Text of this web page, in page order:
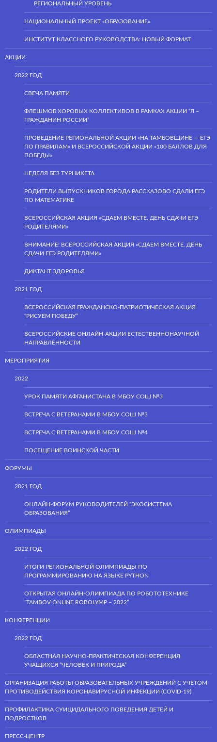
РЕГИОНАЛЬНЫЙ УРОВЕНЬ
НАЦИОНАЛЬНЫЙ ПРОЕКТ «ОБРАЗОВАНИЕ»
ИНСТИТУТ КЛАССНОГО РУКОВОДСТВА: НОВЫЙ ФОРМАТ
АКЦИИ
2022 ГОД
СВЕЧА ПАМЯТИ
ФЛЕШМОБ ХОРОВЫХ КОЛЛЕКТИВОВ В РАМКАХ АКЦИИ “Я –
ГРАЖДАНИН РОССИИ”
ПРОВЕДЕНИЕ РЕГИОНАЛЬНОЙ АКЦИИ «НА ТАМБОВЩИНЕ — ЕГЭ
ПО ПРАВИЛАМ» И ВСЕРОССИЙСКОЙ АКЦИИ «100 БАЛЛОВ ДЛЯ
ПОБЕДЫ»
НЕДЕЛЯ БЕЗ ТУРНИКЕТА
РОДИТЕЛИ ВЫПУСКНИКОВ ГОРОДА РАССКАЗОВО СДАЛИ ЕГЭ
ПО МАТЕМАТИКЕ
ВСЕРОССИЙСКАЯ АКЦИЯ «СДАЕМ ВМЕСТЕ. ДЕНЬ СДАЧИ ЕГЭ
РОДИТЕЛЯМИ»
ВНИМАНИЕ! ВСЕРОССИЙСКАЯ АКЦИЯ «СДАЕМ ВМЕСТЕ. ДЕНЬ
СДАЧИ ЕГЭ РОДИТЕЛЯМИ»
ДИКТАНТ ЗДОРОВЬЯ
2021 ГОД
ВСЕРОССИЙСКАЯ ГРАЖДАНСКО-ПАТРИОТИЧЕСКАЯ АКЦИЯ
“РИСУЕМ ПОБЕДУ”
ВСЕРОССИЙСКИЕ ОНЛАЙН-АКЦИИ ЕСТЕСТВЕННОНАУЧНОЙ
НАПРАВЛЕННОСТИ
МЕРОПРИЯТИЯ
2022
УРОК ПАМЯТИ АФГАНИСТАНА В МБОУ СОШ №3
ВСТРЕЧА С ВЕТЕРАНАМИ В МБОУ СОШ №3
ВСТРЕЧА С ВЕТЕРАНАМИ В МБОУ СОШ №4
ПОСЕЩЕНИЕ ВОИНСКОЙ ЧАСТИ
ФОРУМЫ
2021 ГОД
ОНЛАЙН-ФОРУМ РУКОВОДИТЕЛЕЙ “ЭКОСИСТЕМА
ОБРАЗОВАНИЯ”
ОЛИМПИАДЫ
2022 ГОД
ИТОГИ РЕГИОНАЛЬНОЙ ОЛИМПИАДЫ ПО
ПРОГРАММИРОВАНИЮ НА ЯЗЫКЕ PYTHON
ОТКРЫТАЯ ОНЛАЙН-ОЛИМПИАДА ПО РОБОТОТЕХНИКЕ
“TAMBOV ONLINE ROBOLYMP – 2022”
КОНФЕРЕНЦИИ
2022 ГОД
ОБЛАСТНАЯ НАУЧНО-ПРАКТИЧЕСКАЯ КОНФЕРЕНЦИЯ
УЧАЩИХСЯ “ЧЕЛОВЕК И ПРИРОДА”
ОРГАНИЗАЦИЯ РАБОТЫ ОБРАЗОВАТЕЛЬНЫХ УЧРЕЖДЕНИЙ С УЧЕТОМ
ПРОТИВОДЕЙСТВИЯ КОРОНАВИРУСНОЙ ИНФЕКЦИИ (COVID-19)
ПРОФИЛАКТИКА СУИЦИДАЛЬНОГО ПОВЕДЕНИЯ ДЕТЕЙ И
ПОДРОСТКОВ
ПРЕСС-ЦЕНТР